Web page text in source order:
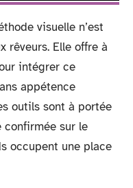
visuelle n’est
rêveurs. Elle offre à
intégrer ce
appétence
outils sont à portée
sur le
occupent une place